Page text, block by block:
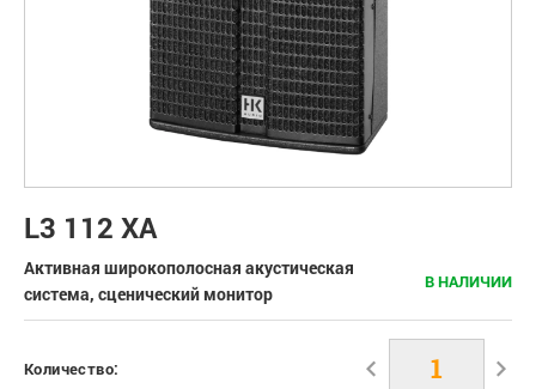
L3 112 XA
Активная широкополосная акустическая
система, сценический монитор
В НАЛИЧИИ
Количество: